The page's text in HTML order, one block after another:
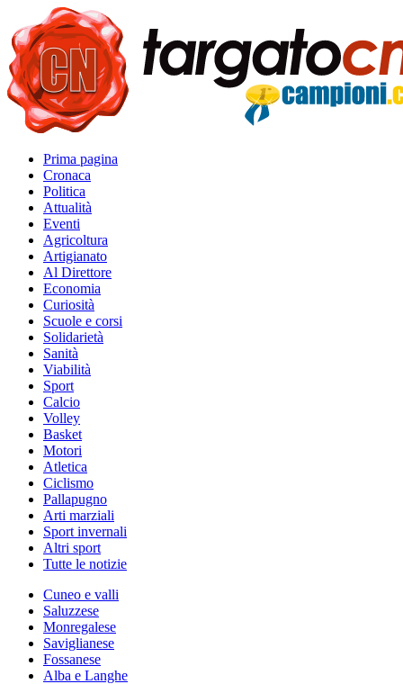
Prima pagina
Cronaca
Politica
Attualità
Eventi
Agricoltura
Artigianato
Al Direttore
Economia
Curiosità
Scuole e corsi
Solidarietà
Sanità
Viabilità
Sport
Calcio
Volley
Basket
Motori
Atletica
Ciclismo
Pallapugno
Arti marziali
Sport invernali
Altri sport
Tutte le notizie
Cuneo e valli
Saluzzese
Monregalese
Saviglianese
Fossanese
Alba e Langhe